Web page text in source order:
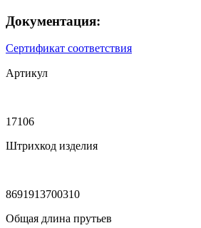
Документация:
Сертификат соответствия
Артикул
17106
Штрихкод изделия
8691913700310
Общая длина прутьев